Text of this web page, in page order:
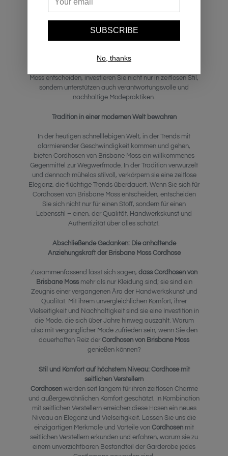
Neben ihrem Engagement für Qualität ist Brisbane Moss
bestrebt, im gesamten Herstellungsprozess
umweltfreundliche und nachhaltige Praktiken umzusetzen.
Sie legen Wert auf die ethische Beschaffung von
Produktionsmethoden, um ihre Umweltauswirkungen zu
Moss entscheiden, investieren Sie nicht nur in zeitlosen Stil,
sondern unterstützen auch verantwortungsvolle und
nachhaltige Modepraktiken.
Tradition in einer modernen Welt bewahren
In der heutigen schnelllebigen Welt, in der Trends mit
alarmierender Geschwindigkeit kommen und gehen,
bieten Cordhosen von Brisbane Moss ein willkommenes
Gegenmittel zur Wegwerfmode. In der Tradition verwurzelt
und dennoch mühelos stilvoll, verkörpern sie eine zeitlose
Eleganz, die flüchtige Trends überdauert. Wenn Sie sich für
Cordhosen von Brisbane Moss entscheiden, entscheiden
Sie sich nicht nur für einen Stoff, sondern für einen
Lebensstil – einen, der Qualität, Handwerkskunst und
Authentizität über alles schätzt.
Abschließende Gedanken: Die anhaltende
Anziehungskraft der Brisbane Moss Cordhose
Zusammenfassend lässt sich sagen, dass Cordhosen von
Brisbane Mossmehr als nur Kleidung sind; sie sind ein
Zeugnis einer vergangenen Ära der Handwerkskunst und
Qualität. Mit ihrem unvergleichlichen Komfort, ihrer
Vielseitigkeit und Nachhaltigkeit sind sie eine Investition in
die Mode, die sich über Jahre hinweg auszahlt. Warum
also mit vergänglicher Mode zufrieden sein, wenn Sie den
dauerhaften Reiz der Cordhosen von Brisbane Moss
genießen können?
Stil und Komfort auf höchstem Niveau: Cordhose mit
seitlichen Verstellern
Cordhosenwerden seit langem für ihren zeitlosen Charme
und außergewöhnlichen Komfort geschätzt. In Kombination
mit seitlichen Verstellern erreichen diese Hosen ein neues
Niveau an Eleganz und Vielseitigkeit. Lassen Sie uns die
einzigartigen Merkmale und Vorteile von Cordhosen mit
seitlichen Verstellern erkunden und erfahren, warum sie zu
einem unverzichtbaren Bestandteil der Garderobe jedes
SUBSCRIBE
No, thanks